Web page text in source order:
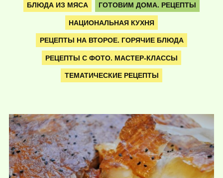
БЛЮДА ИЗ МЯСА ГОТОВИМ ДОМА. РЕЦЕПТЫ
НАЦИОНАЛЬНАЯ КУХНЯ
РЕЦЕПТЫ НА ВТОРОЕ. ГОРЯЧИЕ БЛЮДА
РЕЦЕПТЫ С ФОТО. МАСТЕР-КЛАССЫ
ТЕМАТИЧЕСКИЕ РЕЦЕПТЫ